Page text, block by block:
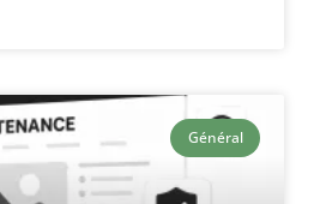
Général